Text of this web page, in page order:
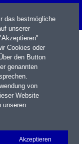
Login
das bestmögliche
unserer
Cookies oder
den Button
genannten
von
Website
unseren
Akzeptieren